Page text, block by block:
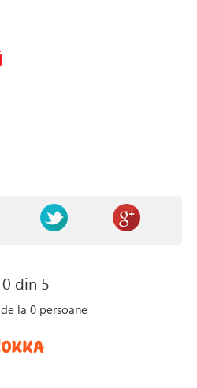
0 din 5
de la0 persoane